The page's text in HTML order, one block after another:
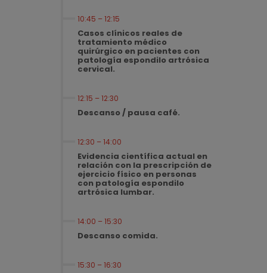
10:45 – 12:15
Casos clínicos reales de
tratamiento médico
quirúrgico en pacientes con
patología espondilo artrósica
cervical.
12:15 – 12:30
Descanso / pausa café.
12:30 – 14:00
Evidencia científica actual en
relación con la prescripción de
ejercicio físico en personas
con patología espondilo
artrósica lumbar.
14:00 – 15:30
Descanso comida.
15:30 – 16:30